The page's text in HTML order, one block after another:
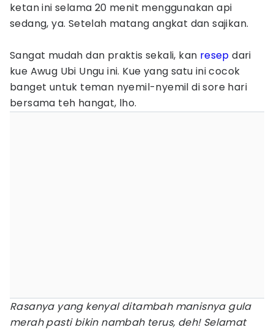
ketan ini selama 20 menit menggunakan api
sedang, ya. Setelah matang angkat dan sajikan.
Sangat mudah dan praktis sekali, kan resep dari
kue Awug Ubi Ungu ini. Kue yang satu ini cocok
banget untuk teman nyemil-nyemil di sore hari
bersama teh hangat, lho.
Rasanya yang kenyal ditambah manisnya gula
merah pasti bikin nambah terus, deh! Selamat